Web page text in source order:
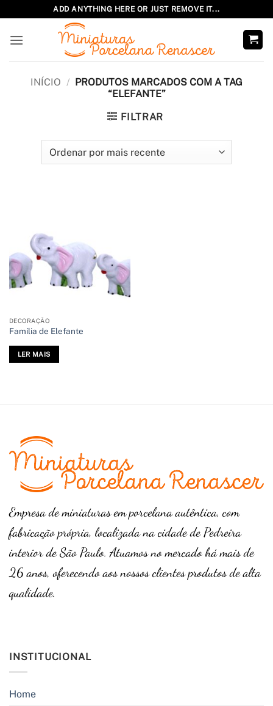
to
content
ADD ANYTHING HERE OR JUST REMOVE IT...
INÍCIO / PRODUTOS MARCADOS COM A TAG
“ELEFANTE”
FILTRAR
DECORAÇÃO
Família de Elefante
LER MAIS
Empresa de miniaturas em porcelana autêntica, com
fabricação própria, localizada na cidade de Pedreira
interior de São Paulo. Atuamos no mercado há mais de
26 anos, oferecendo aos nossos clientes produtos de alta
qualidade.
INSTITUCIONAL
Home